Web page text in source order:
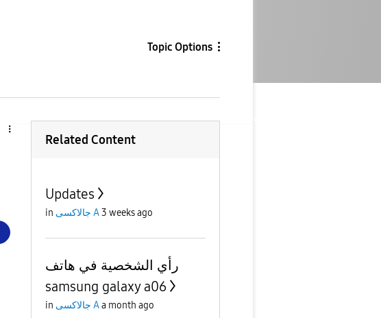
Topic Options
Related Content
Updates
in جالاكسى A3 weeks ago
رأي الشخصية في هاتف
samsung galaxy a06
in جالاكسى Aa month ago